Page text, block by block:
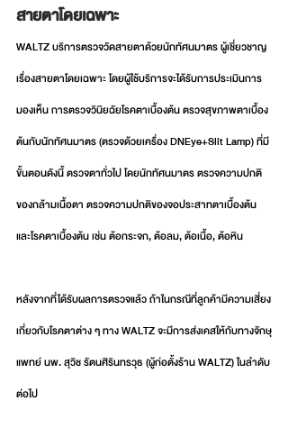
สายตาโดยเฉพาะ
WALTZ บริการตรวจวัดสายตาด้วยนักทัศนมาตร ผู้เชี่ยวชาญ
เรื่องสายตาโดยเฉพาะ โดยผู้ใช้บริการจะได้รับการประเมินการ
มองเห็น การตรวจวินิยฉัยโรคตาเบื้องต้น ตรวจสุขภาพตาเบื้อง
ต้นกับนักทัศนมาตร (ตรวจด้วยเครื่อง DNEye+Slit Lamp) ที่มี
ขั้นตอนดังนี้ ตรวจตาทั่วไป โดยนักทัศนมาตร ตรวจความปกติ
ของกล้ามเนื้อตา ตรวจความปกติของจอประสาทตาเบื้องต้น
และโรคตาเบื้องต้น เช่น ต้อกระจก, ต้อลม, ต้อเนื้อ, ต้อหิน
หลังจากที่ได้รับผลการตรวจแล้ว ถ้าในกรณีที่ลูกค้ามีความเสี่ยง
เกี่ยวกับโรคตาต่าง ๆ ทาง WALTZ จะมีการส่งเคสให้กับทางจักษุ
แพทย์ นพ. สุวิช รัตนศิรินทรวุธ (ผู้ก่อตั้งร้าน WALTZ) ในลำดับ
ต่อไป